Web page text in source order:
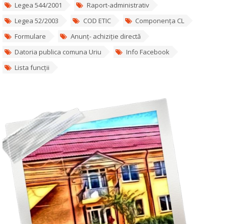
Legea 544/2001
Raport-administrativ
Legea 52/2003
COD ETIC
Componența CL
Formulare
Anunț- achiziție directă
Datoria publica comuna Uriu
Info Facebook
Lista funcții